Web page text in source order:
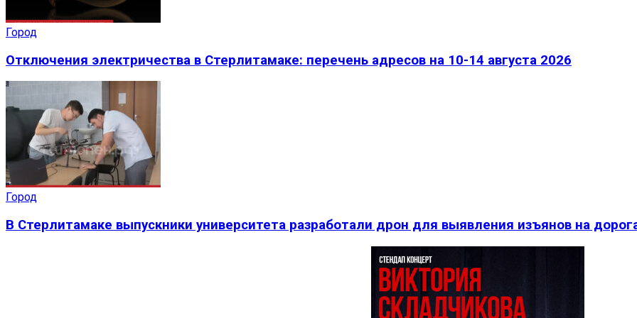
Город
Отключения электричества в Стерлитамаке: перечень адресов на 10-14 августа 2026
Город
В Стерлитамаке выпускники университета разработали дрон для выявления изъянов на